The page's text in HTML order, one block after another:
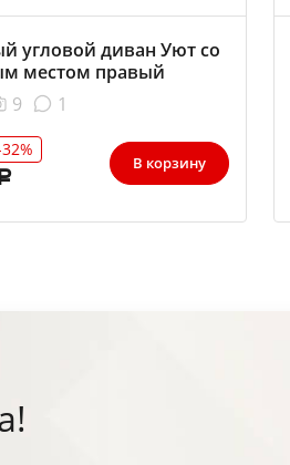
угловой диван Уют со
местом правый
9
1
В корзину